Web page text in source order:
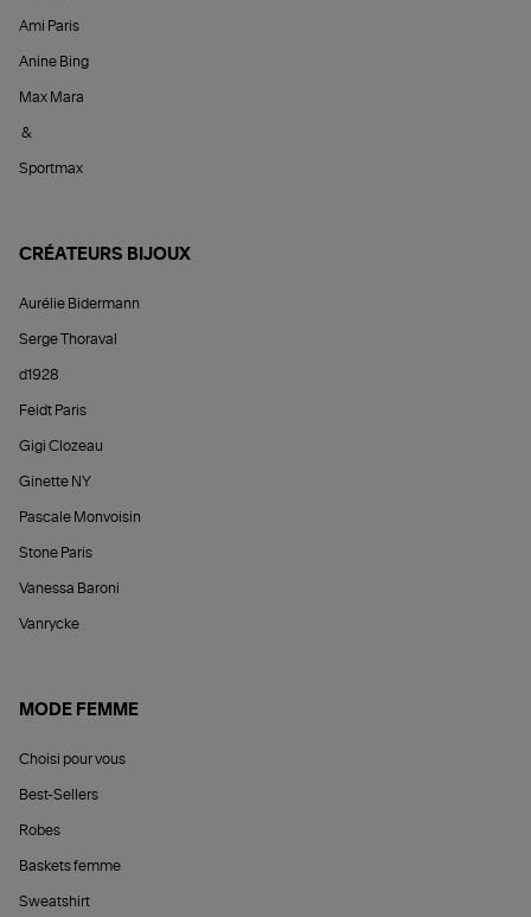
Ami Paris
Anine Bing
Max Mara
&
Sportmax
CRÉATEURS BIJOUX
Aurélie Bidermann
Serge Thoraval
d1928
Feidt Paris
Gigi Clozeau
Ginette NY
Pascale Monvoisin
Stone Paris
Vanessa Baroni
Vanrycke
MODE FEMME
Choisi pour vous
Best-Sellers
Robes
Baskets femme
Sweatshirt